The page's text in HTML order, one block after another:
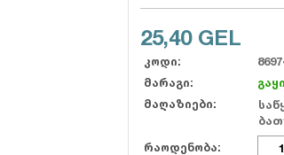
25,40 GEL
კოდი:
მარაგი:
მაღაზიები:
რაოდენობა: